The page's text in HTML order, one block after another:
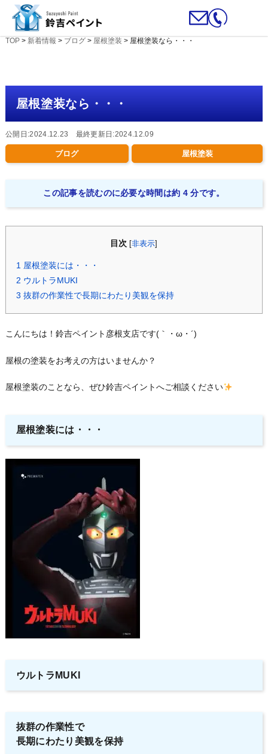
TOP> 新着情報 > ブログ> 屋根塗装 > 屋根塗装なら・・・
屋根塗装なら・・・
公開日:2024.12.23 最終更新日:2024.12.09
ブログ 屋根塗装
この記事を読むのに必要な時間は約 4 分です。
目次 [非表示
1 屋根塗装には・・・
2 ウルトラMUKI
3 抜群の作業性で長期にわたり美観を保持
こんにちは！鈴吉ペイント彦根支店です(｀・ω・´)ゞ
屋根の塗装をお考えの方はいませんか？
屋根塗装のことなら、ぜひ鈴吉ペイントへご相談ください
屋根塗装には・・・
ウルトラMUKI
抜群の作業性で
長期にわたり美観を保持